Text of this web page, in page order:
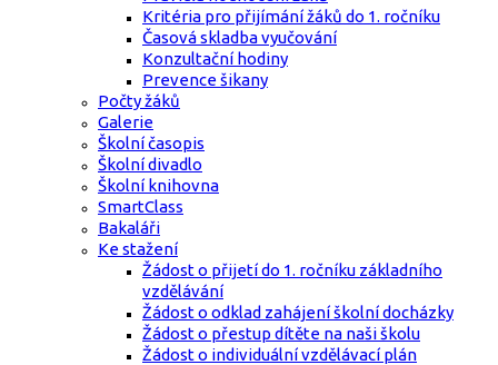
Kritéria pro přijímání žáků do 1. ročníku
Časová skladba vyučování
Konzultační hodiny
Prevence šikany
Počty žáků
Galerie
Školní časopis
Školní divadlo
Školní knihovna
SmartClass
Bakaláři
Ke stažení
Žádost o přijetí do 1. ročníku základního
vzdělávání
Žádost o odklad zahájení školní docházky
Žádost o přestup dítěte na naši školu
Žádost o individuální vzdělávací plán